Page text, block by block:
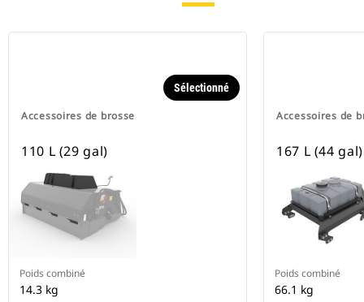
Accessoires de brosse
Sélectionné
110 L (29 gal)
Poids combiné
14.3 kg
Accessoires de
167 L (44 gal)
Poids combiné
66.1 kg